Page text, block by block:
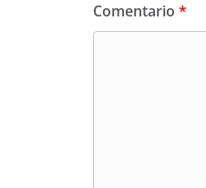
Comentario *